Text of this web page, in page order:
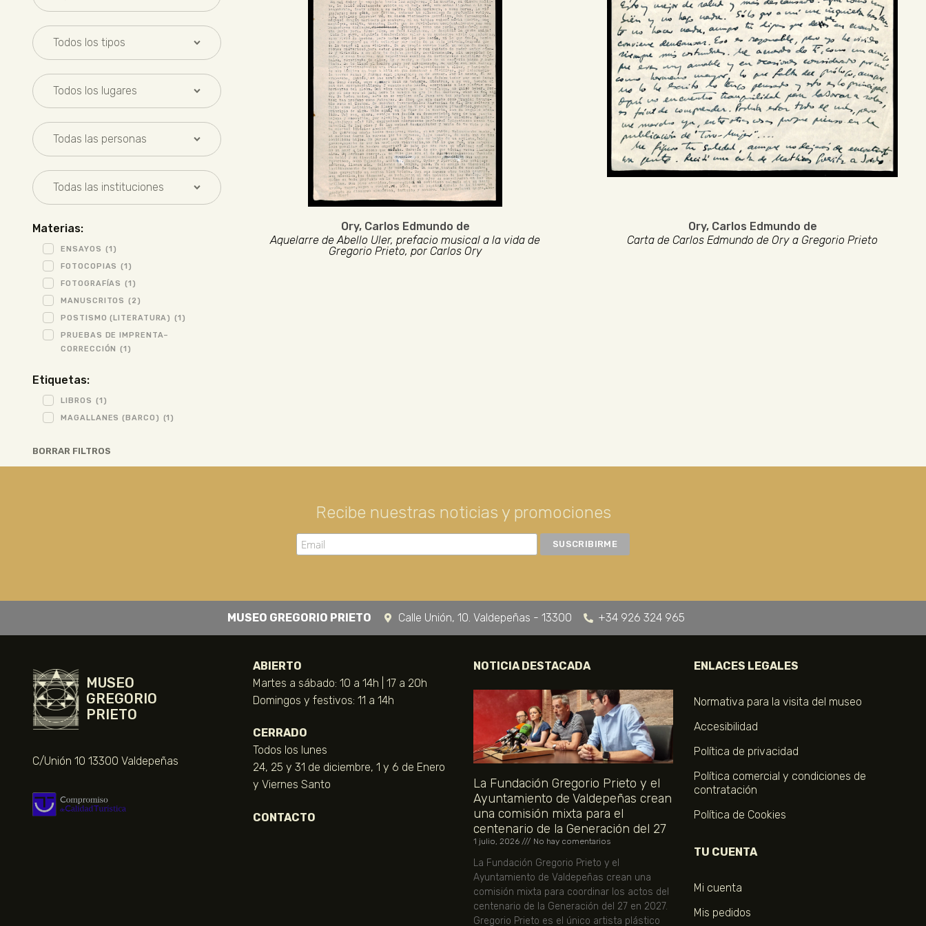
Materias:
ENSAYOS (1)
FOTOCOPIAS (1)
FOTOGRAFÍAS (1)
MANUSCRITOS (2)
POSTISMO (LITERATURA) (1)
PRUEBAS DE IMPRENTA–
CORRECCIÓN (1)
Etiquetas:
LIBROS (1)
MAGALLANES (BARCO) (1)
BORRAR FILTROS
Ory, Carlos Edmundo de
Aquelarre de Abello Uler, prefacio musical a la vida de
Gregorio Prieto, por Carlos Ory
Ory, Carlos Edmundo de
Carta de Carlos Edmundo de Ory a Gregorio Prieto
Recibe nuestras noticias y promociones
MUSEO GREGORIO PRIETO Calle Unión, 10. Valdepeñas - 13300 +34 926 324 965
MUSEO
GREGORIO
PRIETO
C/Unión 10 13300 Valdepeñas
ABIERTO
Martes a sábado: 10 a 14h | 17 a 20h
Domingos y festivos: 11 a 14h
CERRADO
Todos los lunes
24, 25 y 31 de diciembre, 1 y 6 de Enero
y Viernes Santo
CONTACTO
NOTICIA DESTACADA
La Fundación Gregorio Prieto y el
Ayuntamiento de Valdepeñas crean
una comisión mixta para el
centenario de la Generación del 27
1 julio, 2026 No hay comentarios
La Fundación Gregorio Prieto y el
Ayuntamiento de Valdepeñas crean una
comisión mixta para coordinar los actos del
centenario de la Generación del 27 en 2027.
Gregorio Prieto es el único artista plástico
ENLACES LEGALES
Normativa para la visita del museo
Accesibilidad
Política de privacidad
Política comercial y condiciones de
contratación
Política de Cookies
TU CUENTA
Mi cuenta
Mis pedidos